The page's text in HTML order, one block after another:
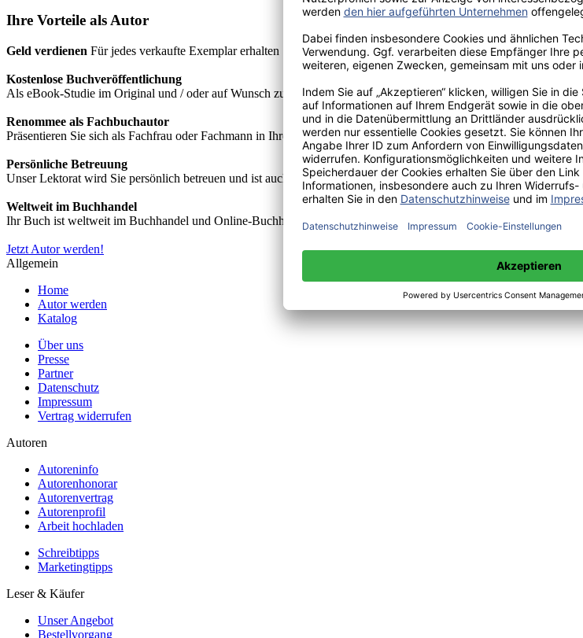
Ihre Vorteile als Autor
Geld verdienen Für jedes verkaufte Exemplar erhalten Sie Autorenhonorar - bis zu 40%.
Kostenlose Buchveröffentlichung
Als eBook-Studie im Original und / oder auf Wunsch zusätzlich als hochwertiges Fachbuch in unserem
Renommee als Fachbuchautor
Präsentieren Sie sich als Fachfrau oder Fachmann in Ihrem Fachgebiet und machen Sie sich bekannt.
Persönliche Betreuung
Unser Lektorat wird Sie persönlich betreuen und ist auch telefonisch unter +49(0)176-85996762 erreichbar.
Weltweit im Buchhandel
Ihr Buch ist weltweit im Buchhandel und Online-Buchhandel wie z.B. amazon erhältlich.
Jetzt Autor werden!
Allgemein
Home
Autor werden
Katalog
Über uns
Presse
Partner
Datenschutz
Impressum
Vertrag widerrufen
Autoren
Autoreninfo
Autorenhonorar
Autorenvertrag
Autorenprofil
Arbeit hochladen
Schreibtipps
Marketingtipps
Leser & Käufer
Unser Angebot
Bestellvorgang